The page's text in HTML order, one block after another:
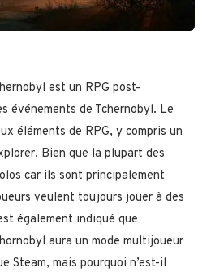
est un RPG post-
événements de Tchernobyl. Le
éléments de RPG, y compris un
Bien que la plupart des
car ils sont principalement
veulent toujours jouer à des
également indiqué que
aura un mode multijoueur
Steam, mais pourquoi n’est-il